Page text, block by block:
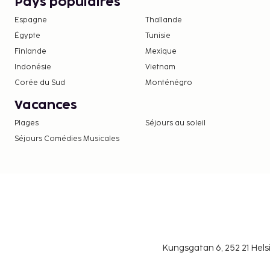
Pour plus de détails, veuillez contacter
Taxe prélevée par la ville : du 1 avril au 31
hébergement, par nuit.
Nous avons indiqué tous les frais dont
Conformément aux réglementations
espèces effectuées dans cet hébergement ne
Pays populaires
Espagne Thaïlande
Égypte
Tunisie
Finlande
Mexique
Indonésie
Vietnam
Corée du Sud
Monténégro
Vacances
Plages Séjours au soleil
Séjours Comédies Musicales
Kungsgatan 6, 252 21